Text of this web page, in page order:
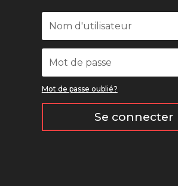
Mot de passe oublié?
Se connecter